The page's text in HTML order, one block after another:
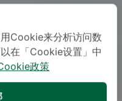
Cookie来分析访问数
在「Cookie设置」中
政策